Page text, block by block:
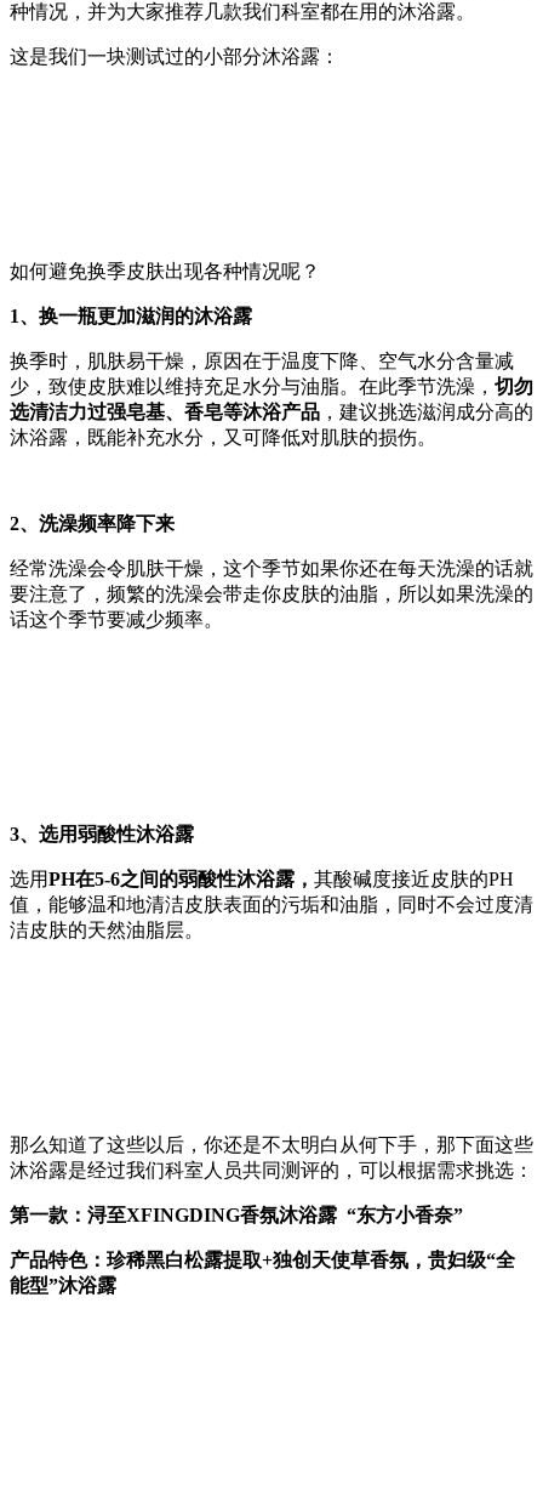
种情况，并为大家推荐几款我们科室都在用的沐浴露。
这是我们一块测试过的小部分沐浴露：
如何避免换季皮肤出现各种情况呢？
1、换一瓶更加滋润的沐浴露
换季时，肌肤易干燥，原因在于温度下降、空气水分含量减
少，致使皮肤难以维持充足水分与油脂。在此季节洗澡， 切勿
选清洁力过强皂基、香皂等沐浴产品 ，建议挑选滋润成分高的
沐浴露，既能补充水分，又可降低对肌肤的损伤。
2、 洗澡频率降下来
经常洗澡会令肌肤干燥，这个季节如果你还在每天洗澡的话就
要注意了，频繁的洗澡会带走你皮肤的油脂，所以如果洗澡的
话这个季节要减少频率。
3、选用弱酸性沐浴露
选用PH在5-6之间的弱酸性沐浴露， 其酸碱度接近皮肤的PH
值，能够温和地清洁皮肤表面的污垢和油脂，同时不会过度清
洁皮肤的天然油脂层。
那么知道了这些以后，你还是不太明白从何下手，那下面这些
沐浴露是经过我们科室人员共同测评的，可以根据需求挑选：
第一款：浔至XFINGDING香氛沐浴露 “东方小香奈”
产品特色： 珍稀黑白松露提取+独创天使草香氛 ， 贵妇级“全
能型”沐浴露